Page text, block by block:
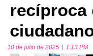
recíproca
10 de julio de 2025 1:13 PM